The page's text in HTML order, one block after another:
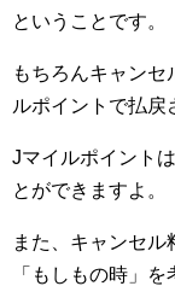
ということです。
もちろんキャンセ
ルポイントで払戻
Jマイルポイント
とができますよ。
また、キャンセ
「もしもの時」